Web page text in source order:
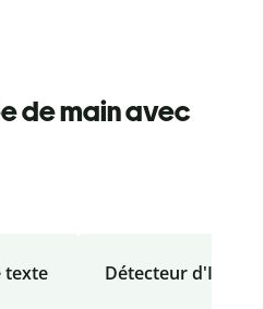
de main avec
texte Détecteur d'IA